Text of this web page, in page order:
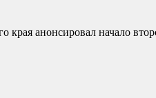
края анонсировал начало